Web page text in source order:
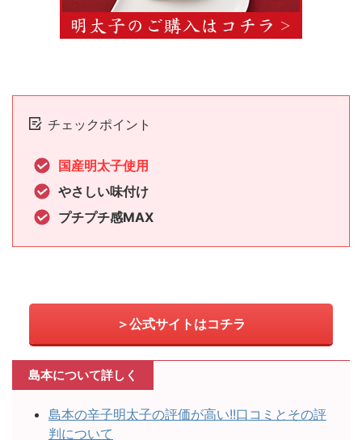
チェックポイント
国産明太子使用
やさしい味付け
プチプチ感MAX
＞公式サイトはコチラ
島本について詳しく
島本の辛子明太子の評価が高い!!口コミとその評
判について